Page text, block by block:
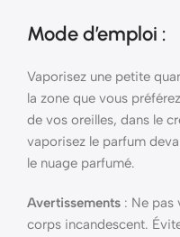
Mode d’emploi :
Vaporisez une petite
la zone que vous
de vos oreilles, dans le
vaporisez le parfum
le nuage parfumé.
Avertissements : Ne pas
corps incandescent.